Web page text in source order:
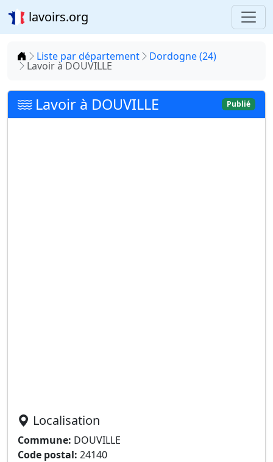
lavoirs.org
Accueil
Liste par département Dordogne (24)
Lavoir à DOUVILLE
Lavoir à DOUVILLE Publié
Localisation
Commune: DOUVILLE
Code postal: 24140